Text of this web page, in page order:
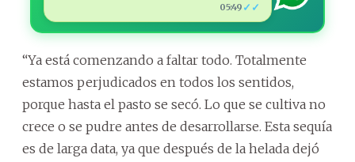
05:49 ✓✓
“Ya está comenzando a faltar todo. Totalmente
estamos perjudicados en todos los sentidos,
porque hasta el pasto se secó. Lo que se cultiva no
crece o se pudre antes de desarrollarse. Esta sequía
es de larga data, ya que después de la helada dejó